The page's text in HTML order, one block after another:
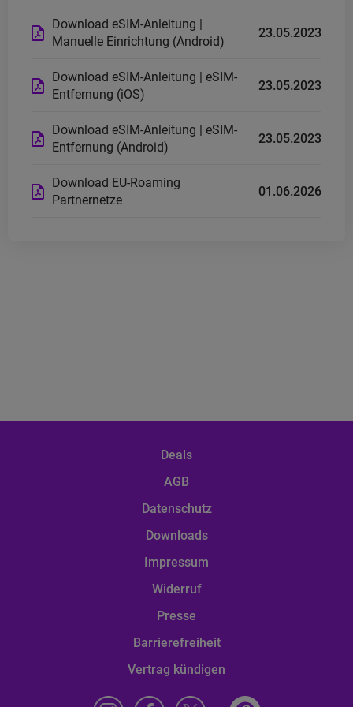
Download eSIM-Anleitung |
Manuelle Einrichtung (Android)
23.05.2023
Download eSIM-Anleitung | eSIM-
Entfernung (iOS)
23.05.2023
Download eSIM-Anleitung | eSIM-
Entfernung (Android)
23.05.2023
Download EU-Roaming
Partnernetze
01.06.2026
Deals
AGB
Datenschutz
Downloads
Impressum
Widerruf
Presse
Barrierefreiheit
Vertrag kündigen